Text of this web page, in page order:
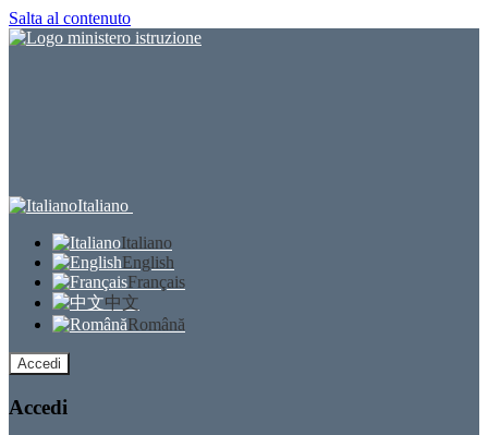
Salta al contenuto
Italiano
Italiano
English
Français
中文
Română
Accedi
Accedi